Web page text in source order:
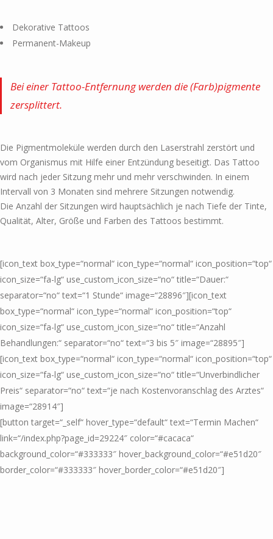
Dekorative Tattoos
Permanent-Makeup
Bei einer Tattoo-Entfernung werden die (Farb)pigmente
zersplittert.
Die Pigmentmoleküle werden durch den Laserstrahl zerstört und
vom Organismus mit Hilfe einer Entzündung beseitigt. Das Tattoo
wird nach jeder Sitzung mehr und mehr verschwinden. In einem
Intervall von 3 Monaten sind mehrere Sitzungen notwendig.
Die Anzahl der Sitzungen wird hauptsächlich je nach Tiefe der Tinte,
Qualität, Alter, Größe und Farben des Tattoos bestimmt.
[icon_text box_type=“normal“ icon_type=“normal“ icon_position=“top“
icon_size=“fa-lg“ use_custom_icon_size=“no“ title=“Dauer:“
separator=“no“ text=“1 Stunde“ image=“28896″][icon_text
box_type=“normal“ icon_type=“normal“ icon_position=“top“
icon_size=“fa-lg“ use_custom_icon_size=“no“ title=“Anzahl
Behandlungen:“ separator=“no“ text=“3 bis 5″ image=“28895″]
[icon_text box_type=“normal“ icon_type=“normal“ icon_position=“top“
icon_size=“fa-lg“ use_custom_icon_size=“no“ title=“Unverbindlicher
Preis“ separator=“no“ text=“je nach Kostenvoranschlag des Arztes“
image=“28914″]
[button target=“_self“ hover_type=“default“ text=“Termin Machen“
link=“/index.php?page_id=29224″ color=“#cacaca“
background_color=“#333333″ hover_background_color=“#e51d20″
border_color=“#333333″ hover_border_color=“#e51d20″]